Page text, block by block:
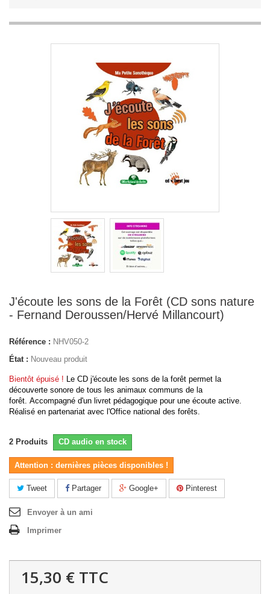
J'écoute les sons de la Forêt (CD sons nature
- Fernand Deroussen/Hervé Millancourt)
Référence : NHV050-2
État : Nouveau produit
Bientôt épuisé ! Le CD j'écoute les sons de la forêt permet la
découverte sonore de tous les animaux communs de la
forêt. Accompagné d'un livret pédagogique pour une écoute active.
Réalisé en partenariat avec l'Office national des forêts.
2 Produits CD audio en stock
Attention : dernières pièces disponibles !
Tweet Partager Google+ Pinterest
Envoyer à un ami
Imprimer
15,30 € TTC